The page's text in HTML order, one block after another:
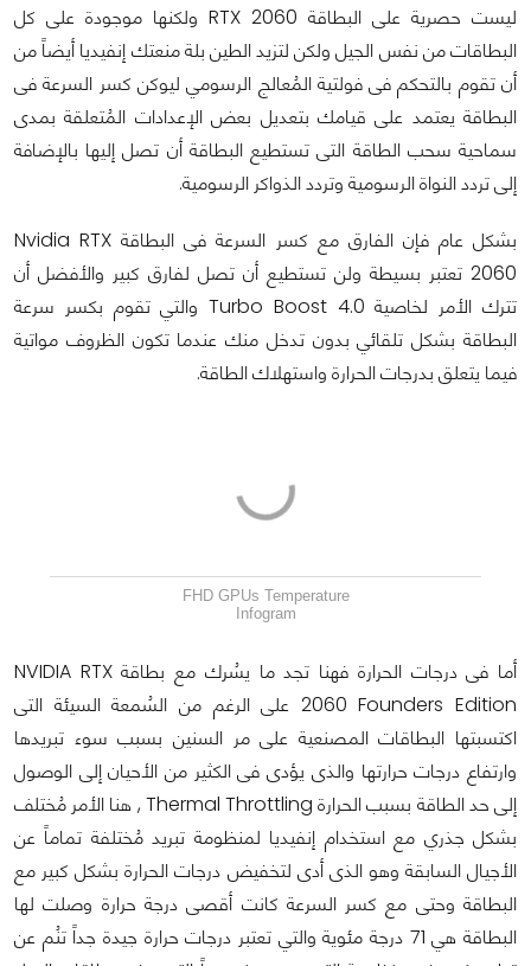
ليست حصرية على البطاقة RTX 2060 ولكنها موجودة على كل
البطاقات من نفس الجيل ولكن لتزيد الطين بلة منعتك إنفيديا أيضاً من
أن تقوم بالتحكم فى فولتية المُعالج الرسومي ليوكن كسر السرعة فى
البطاقة يعتمد على قيامك بتعديل بعض الإعدادات المُتعلقة بمدى
سماحية سحب الطاقة التى تستطيع البطاقة أن تصل إليها بالإضافة
إلى تردد النواة الرسومية وتردد الذواكر الرسومية.
بشكل عام فإن الفارق مع كسر السرعة فى البطاقة Nvidia RTX
2060 تعتبر بسيطة ولن تستطيع أن تصل لفارق كبير والأفضل أن
تترك الأمر لخاصية Turbo Boost 4.0 والتي تقوم بكسر سرعة
البطاقة بشكل تلقائي بدون تدخل منك عندما تكون الظروف مواتية
فيما يتعلق بدرجات الحرارة واستهلاك الطاقة.
FHD GPUs Temperature
Infogram
أما فى درجات الحرارة فهنا تجد ما يسُرك مع بطاقة NVIDIA RTX
2060 Founders Edition على الرغم من السُمعة السيئة التى
اكتسبتها البطاقات المصنعية على مر السنين بسبب سوء تبريدها
وارتفاع درجات حرارتها والذى يؤدى فى الكثير من الأحيان إلى الوصول
إلى حد الطاقة بسبب الحرارة Thermal Throttling , هنا الأمر مُختلف
بشكل جذري مع استخدام إنفيديا لمنظومة تبريد مُختلفة تماماً عن
الأجيال السابقة وهو الذى أدى لتخفيض درجات الحرارة بشكل كبير مع
البطاقة وحتى مع كسر السرعة كانت أقصى درجة حرارة وصلت لها
البطاقة هي 71 درجة مئوية والتي تعتبر درجات حرارة جيدة جداً تنُم عن